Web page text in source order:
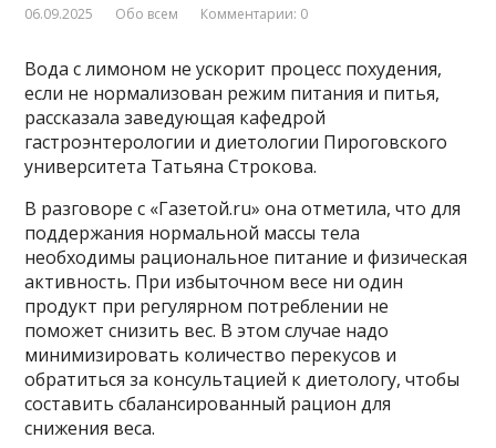
06.09.2025 Обо всем Комментарии: 0
Вода с лимоном не ускорит процесс похудения,
если не нормализован режим питания и питья,
рассказала заведующая кафедрой
гастроэнтерологии и диетологии Пироговского
университета Татьяна Строкова.
В разговоре с «Газетой.ru» она отметила, что для
поддержания нормальной массы тела
необходимы рациональное питание и физическая
активность. При избыточном весе ни один
продукт при регулярном потреблении не
поможет снизить вес. В этом случае надо
минимизировать количество перекусов и
обратиться за консультацией к диетологу, чтобы
составить сбалансированный рацион для
снижения веса.